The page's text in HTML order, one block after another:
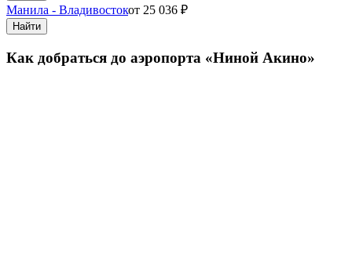
Манила - Владивостокот 25 036 ₽
Найти
Как добраться до аэропорта «Ниной Акино»